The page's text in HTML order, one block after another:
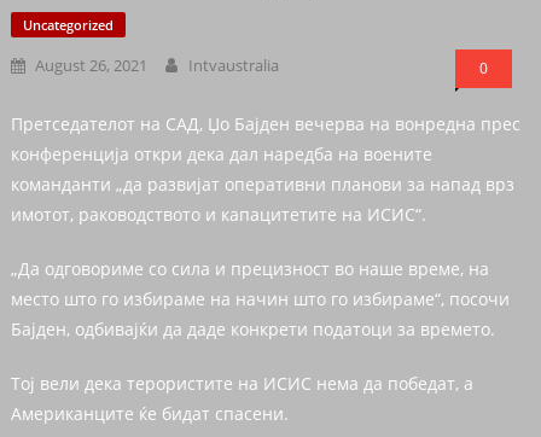
Uncategorized
August 26, 2021 Intvaustralia 0
Претседателот на САД, Џо Бајден вечерва на вонредна прес
конференција откри дека дал наредба на воените
команданти „да развијат оперативни планови за напад врз
имотот, раководството и капацитетите на ИСИС“.
„Да одговориме со сила и прецизност во наше време, на
место што го избираме на начин што го избираме“, посочи
Бајден, одбивајќи да даде конкрети податоци за времето.
Тој вели дека терористите на ИСИС нема да победат, а
Американците ќе бидат спасени.